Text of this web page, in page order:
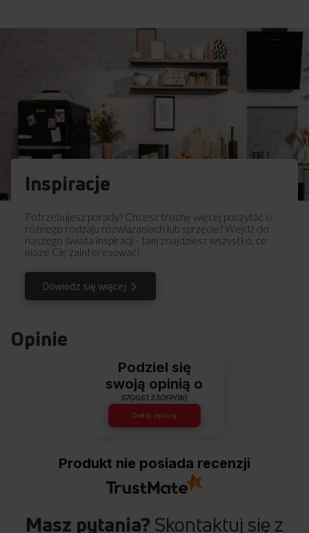
Ostrzeżenia i informacje dotyczące
Skrócona instrukcja obsługi
Instrukcja obsługi Pobierz
Inspiracje
Potrzebujesz porady? Chcesz trochę więcej poczytać o
różnego rodzaju rozwiązaniach lub sprzęcie? Wejdź do
naszego świata inspiracji - tam znajdziesz wszystko, co
może Cię zainteresować!
Dowiedz się więcej
Opinie
Podziel się
swoją opinią o
57GGS1.23OFP(W)
Dodaj opinię
Produkt nie posiada recenzji
Masz pytania? Skontaktuj się z